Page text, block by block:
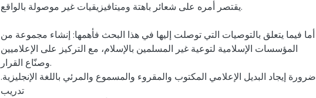
يقتصر أمره على شعائر باهتة وميتافيزيقيات غير موصولة بالواقع.
أما فيما يتعلق بالتوصيات التي توصلت إليها في هذا البحث فأهمها: إنشاء مجموعة من
المؤسسات الإسلامية لتوعية غير المسلمين بالإسلام، مع التركيز على الإعلاميين
وصنّاع القرار.
ضرورة إيجاد البديل الإعلامي المكتوب والمقروء والمسموع والمرئي باللغة الإنجليزية.
تدريب